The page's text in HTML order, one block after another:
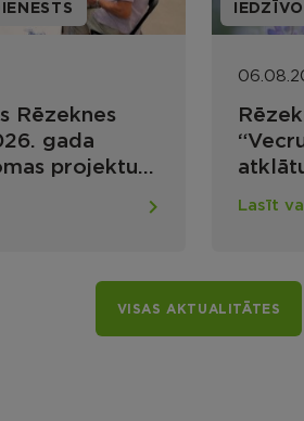
Rēzeknes
gada
projektu
Lasīt
VISAS AKTUALITĀTES